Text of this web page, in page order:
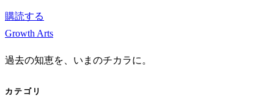
購読する
Growth Arts
過去の知恵を、いまのチカラに。
カテゴリ